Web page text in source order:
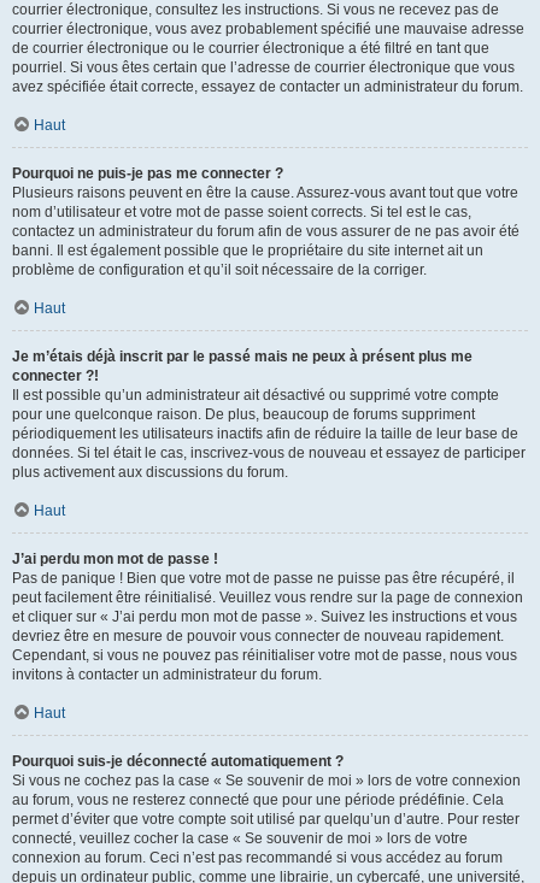
courrier électronique, consultez les instructions. Si vous ne recevez pas de
courrier électronique, vous avez probablement spécifié une mauvaise adresse
de courrier électronique ou le courrier électronique a été filtré en tant que
pourriel. Si vous êtes certain que l’adresse de courrier électronique que vous
avez spécifiée était correcte, essayez de contacter un administrateur du forum.
Haut
Pourquoi ne puis-je pas me connecter ?
Plusieurs raisons peuvent en être la cause. Assurez-vous avant tout que votre
nom d’utilisateur et votre mot de passe soient corrects. Si tel est le cas,
contactez un administrateur du forum afin de vous assurer de ne pas avoir été
banni. Il est également possible que le propriétaire du site internet ait un
problème de configuration et qu’il soit nécessaire de la corriger.
Haut
Je m’étais déjà inscrit par le passé mais ne peux à présent plus me
connecter ?!
Il est possible qu’un administrateur ait désactivé ou supprimé votre compte
pour une quelconque raison. De plus, beaucoup de forums suppriment
périodiquement les utilisateurs inactifs afin de réduire la taille de leur base de
données. Si tel était le cas, inscrivez-vous de nouveau et essayez de participer
plus activement aux discussions du forum.
Haut
J’ai perdu mon mot de passe !
Pas de panique ! Bien que votre mot de passe ne puisse pas être récupéré, il
peut facilement être réinitialisé. Veuillez vous rendre sur la page de connexion
et cliquer sur « J’ai perdu mon mot de passe ». Suivez les instructions et vous
devriez être en mesure de pouvoir vous connecter de nouveau rapidement.
Cependant, si vous ne pouvez pas réinitialiser votre mot de passe, nous vous
invitons à contacter un administrateur du forum.
Haut
Pourquoi suis-je déconnecté automatiquement ?
Si vous ne cochez pas la case « Se souvenir de moi » lors de votre connexion
au forum, vous ne resterez connecté que pour une période prédéfinie. Cela
permet d’éviter que votre compte soit utilisé par quelqu’un d’autre. Pour rester
connecté, veuillez cocher la case « Se souvenir de moi » lors de votre
connexion au forum. Ceci n’est pas recommandé si vous accédez au forum
depuis un ordinateur public, comme une librairie, un cybercafé, une université,